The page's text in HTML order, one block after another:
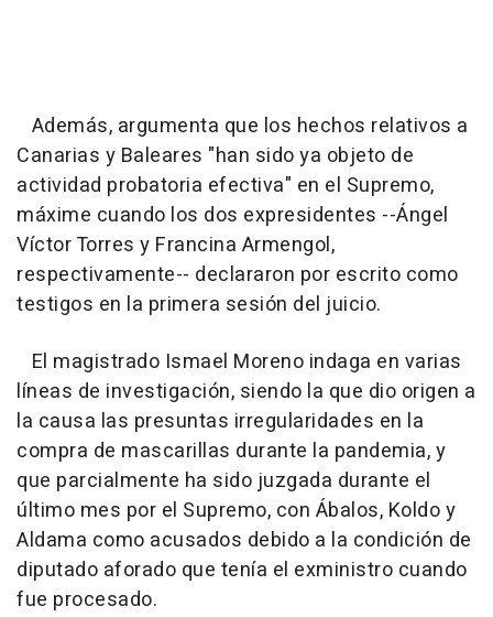
Además, argumenta que los hechos relativos a
Canarias y Baleares "han sido ya objeto de
actividad probatoria efectiva" en el Supremo,
máxime cuando los dos expresidentes --Ángel
Víctor Torres y Francina Armengol,
respectivamente-- declararon por escrito como
testigos en la primera sesión del juicio.
El magistrado Ismael Moreno indaga en varias
líneas de investigación, siendo la que dio origen a
la causa las presuntas irregularidades en la
compra de mascarillas durante la pandemia, y
que parcialmente ha sido juzgada durante el
último mes por el Supremo, con Ábalos, Koldo y
Aldama como acusados debido a la condición de
diputado aforado que tenía el exministro cuando
fue procesado.